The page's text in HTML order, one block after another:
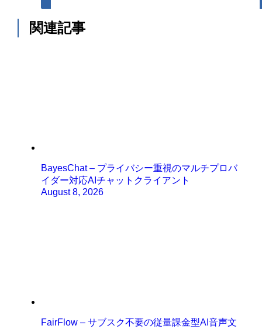
関連記事
BayesChat – プライバシー重視のマルチプロバ
イダー対応AIチャットクライアント
August 8, 2026
FairFlow – サブスク不要の従量課金型AI音声文